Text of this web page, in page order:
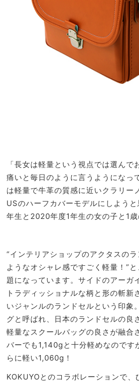
「長女は軽量という視点では選んで
痛いと毎日のように言うようになっ
は軽量で牛革の質感に近いクラリー
USのハーフカバーモデルにしよう
年生と2020年度1年生の女の子と1
“インテリアショップのアクタスの
ようなオシャレ感ですごく軽量！”
題になっています。サイドのアーガ
トラディッショナルな柄と形の斬新
いジャンルのランドセルという印象
グと呼ばれ、日本のランドセルの良
軽量なスクールバッグの良さが融合
バーでも1,140gと十分軽めなのです
らに軽い1,060g！
KOKUYOとのコラボレーションで、